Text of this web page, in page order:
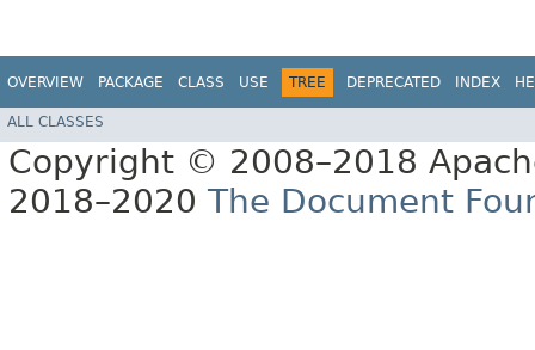
OVERVIEW PACKAGE CLASS USE TREE DEPRECATED INDEX
ALL CLASSES
Copyright © 2008–2018
2018–2020 The Document